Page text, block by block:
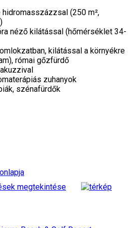
(250 m²,
néző kilátással (hőmérséklet 34-
kilátással a környékre
római gőzfürdő
zuhanyok
szénafürdők